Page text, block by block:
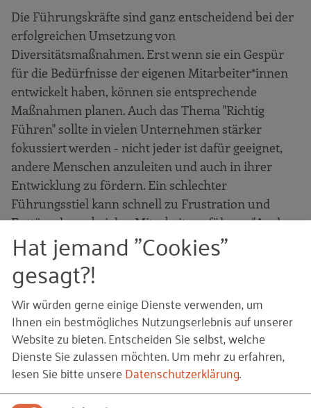
Die Führungskräfte sind ganz entscheidend bei der
erfolgreichen Umsetzung von
Diversitätsmaßnahmen. Erst wenn sie ein Gespür
für die Bedürfnisse der eigenen Mitarbeiter*innen
entwickelt haben, können sie entsprechende
Maßnahmen planen. Auch das Thema "Richtig
Führen" sollte in vielen Unternehmen stärker
fokussiert werden - nicht jeder ist dafür geeignet,
andere Menschen anzuleiten und auch in ihrer
Entwicklung zu fördern. Ein schlechter
Führungsstiel kann schnell zu Frustration und
Enttäuschung bei den Mitarbeitern führen. "Auch
das Loben will gelernt sein!", wie im Vortrag von
Kerstin Jakob von Stiemerling Senioren-Residenzen
zu hören war.
Was ist Ihr Takeaway nach der
Konferenz? Welche
Themen/Maßnahmen können für
kleinere und mittlere Unternehmen
Hat jemand "Cookies"
gesagt?!
Wir würden gerne einige Dienste verwenden, um
Ihnen ein bestmögliches Nutzungserlebnis auf unserer
Website zu bieten. Entscheiden Sie selbst, welche
Dienste Sie zulassen möchten.Um mehr zu erfahren,
lesen Sie bitte unsereDatenschutzerklärung.